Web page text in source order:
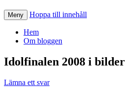
Meny Hoppa till innehåll
Hem
Om bloggen
Idolfinalen 2008 i bilder
Lämna ett svar